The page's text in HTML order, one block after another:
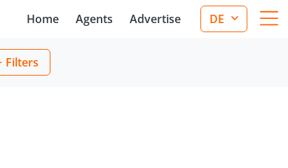
Home Agents Advertise DE
Filters